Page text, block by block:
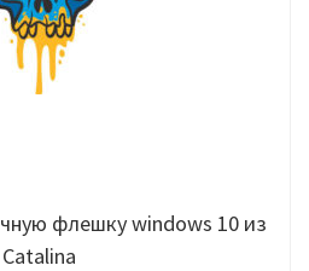
флешку windows 10 из